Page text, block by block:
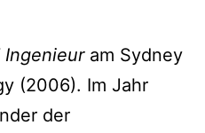
Ingenieuram Sydney
(2006). Im Jahr
der